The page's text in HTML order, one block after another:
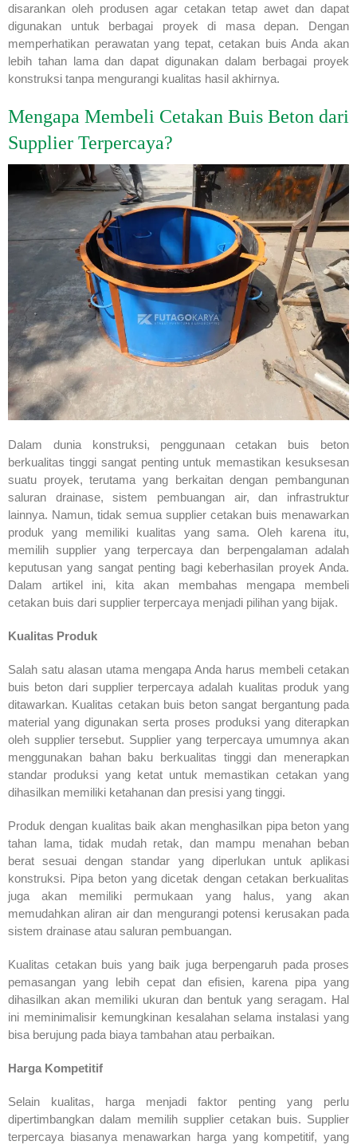
disarankan oleh produsen agar cetakan tetap awet dan dapat
digunakan untuk berbagai proyek di masa depan. Dengan
memperhatikan perawatan yang tepat, cetakan buis Anda akan
lebih tahan lama dan dapat digunakan dalam berbagai proyek
konstruksi tanpa mengurangi kualitas hasil akhirnya.
Mengapa Membeli Cetakan Buis Beton dari
Supplier Terpercaya?
Dalam dunia konstruksi, penggunaan cetakan buis beton
berkualitas tinggi sangat penting untuk memastikan kesuksesan
suatu proyek, terutama yang berkaitan dengan pembangunan
saluran drainase, sistem pembuangan air, dan infrastruktur
lainnya. Namun, tidak semua supplier cetakan buis menawarkan
produk yang memiliki kualitas yang sama. Oleh karena itu,
memilih supplier yang terpercaya dan berpengalaman adalah
keputusan yang sangat penting bagi keberhasilan proyek Anda.
Dalam artikel ini, kita akan membahas mengapa membeli
cetakan buis dari supplier terpercaya menjadi pilihan yang bijak.
Kualitas Produk
Salah satu alasan utama mengapa Anda harus membeli cetakan
buis beton dari supplier terpercaya adalah kualitas produk yang
ditawarkan. Kualitas cetakan buis beton sangat bergantung pada
material yang digunakan serta proses produksi yang diterapkan
oleh supplier tersebut. Supplier yang terpercaya umumnya akan
menggunakan bahan baku berkualitas tinggi dan menerapkan
standar produksi yang ketat untuk memastikan cetakan yang
dihasilkan memiliki ketahanan dan presisi yang tinggi.
Produk dengan kualitas baik akan menghasilkan pipa beton yang
tahan lama, tidak mudah retak, dan mampu menahan beban
berat sesuai dengan standar yang diperlukan untuk aplikasi
konstruksi. Pipa beton yang dicetak dengan cetakan berkualitas
juga akan memiliki permukaan yang halus, yang akan
memudahkan aliran air dan mengurangi potensi kerusakan pada
sistem drainase atau saluran pembuangan.
Kualitas cetakan buis yang baik juga berpengaruh pada proses
pemasangan yang lebih cepat dan efisien, karena pipa yang
dihasilkan akan memiliki ukuran dan bentuk yang seragam. Hal
ini meminimalisir kemungkinan kesalahan selama instalasi yang
bisa berujung pada biaya tambahan atau perbaikan.
Harga Kompetitif
Selain kualitas, harga menjadi faktor penting yang perlu
dipertimbangkan dalam memilih supplier cetakan buis. Supplier
terpercaya biasanya menawarkan harga yang kompetitif, yang